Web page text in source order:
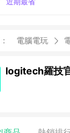
電腦電玩
logitech羅技